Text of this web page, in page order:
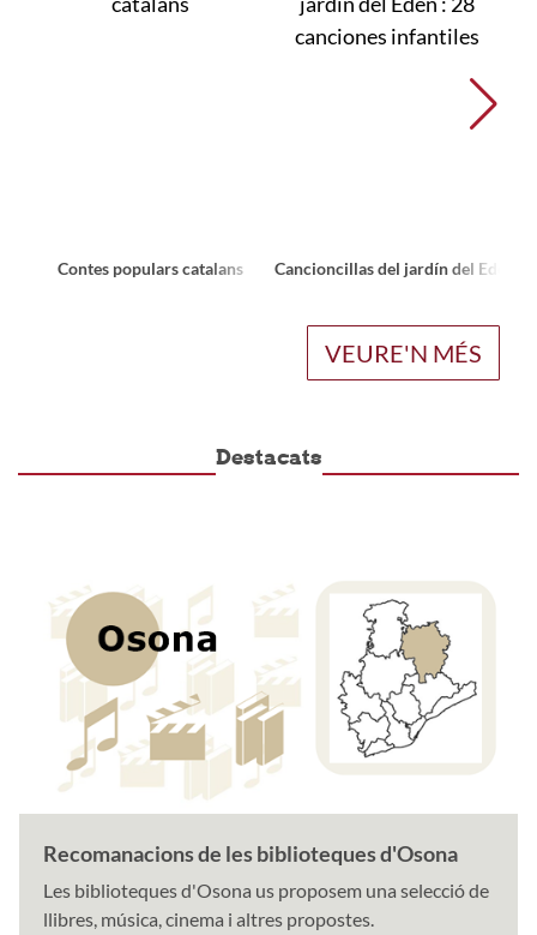
Contes populars catalans Cancioncillas del jardín del Edén :
VEURE'N MÉS
Destacats
Recomanacions de les biblioteques d'Osona
Les biblioteques d'Osona us proposem una selecció de
llibres, música, cinema i altres propostes.